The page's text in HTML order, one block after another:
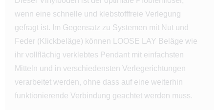
wenn eine schnelle und klebstofffreie Verlegung
gefragt ist. Im Gegensatz zu Systemen mit Nut und
Feder (Klickbeläge) können LOOSE LAY Beläge wie
ihr vollflächig verklebtes Pendant mit einfachsten
Mitteln und in verschiedensten Verlegerichtungen
verarbeitet werden, ohne dass auf eine weiterhin
funktionierende Verbindung geachtet werden muss.